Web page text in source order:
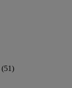
(51)